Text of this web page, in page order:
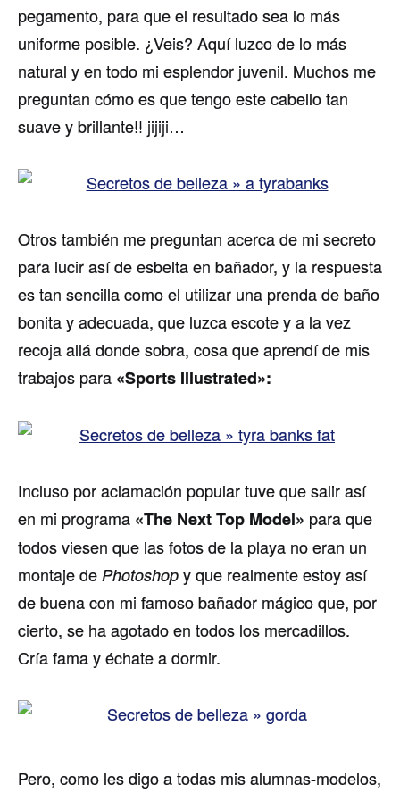
pegamento, para que el resultado sea lo más
uniforme posible. ¿Veis? Aquí luzco de lo más
natural y en todo mi esplendor juvenil. Muchos me
preguntan cómo es que tengo este cabello tan
suave y brillante!! jijiji…
Otros también me preguntan acerca de mi secreto
para lucir así de esbelta en bañador, y la respuesta
es tan sencilla como el utilizar una prenda de baño
bonita y adecuada, que luzca escote y a la vez
recoja allá donde sobra, cosa que aprendí de mis
trabajos para «Sports Illustrated»:
Incluso por aclamación popular tuve que salir así
en mi programa «The Next Top Model» para que
todos viesen que las fotos de la playa no eran un
montaje de Photoshop y que realmente estoy así
de buena con mi famoso bañador mágico que, por
cierto, se ha agotado en todos los mercadillos.
Cría fama y échate a dormir.
Pero, como les digo a todas mis alumnas-modelos,